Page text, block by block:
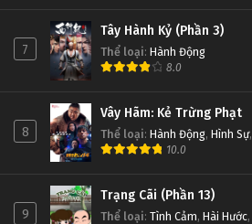
7
Tây Hành Kỷ (Phần 3)
Thể loại: Hành Động
8.0
8
Vây Hãm: Kẻ Trừng Phạt
Thể loại: Hành Động, Hình Sự,
10.0
9
Trạng Cãi (Phần 13)
Thể loại: Tình Cảm, Hài Hước,